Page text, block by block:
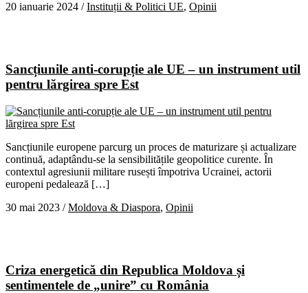
20 ianuarie 2024 /Instituții & Politici UE, Opinii
Sancțiunile anti-corupție ale UE – un instrument util
pentru lărgirea spre Est
Sancțiunile europene parcurg un proces de maturizare și actualizare
continuă, adaptându-se la sensibilitățile geopolitice curente. În
contextul agresiunii militare rusești împotriva Ucrainei, actorii
europeni pedalează […]
30 mai 2023 /Moldova & Diaspora, Opinii
Criza energetică din Republica Moldova și
sentimentele de „unire” cu România